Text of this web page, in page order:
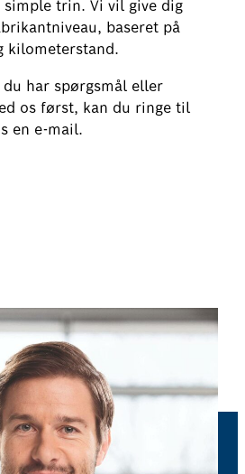
simple trin. Vi vil give dig
baseret på
kilometerstand.
har spørgsmål eller
os først, kan du ringe til
en e-mail.